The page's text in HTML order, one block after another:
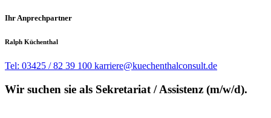
Ihr Anprechpartner
Ralph Küchenthal
Tel: 03425 / 82 39 100 karriere@kuechenthalconsult.de
Wir suchen sie als Sekretariat / Assistenz (m/w/d).